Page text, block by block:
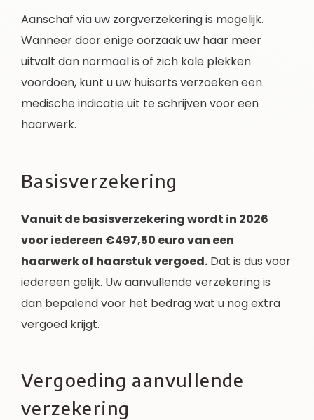
Aanschaf via uw zorgverzekering is mogelijk.
Wanneer door enige oorzaak uw haar meer
uitvalt dan normaal is of zich kale plekken
voordoen, kunt u uw huisarts verzoeken een
medische indicatie uit te schrijven voor een
haarwerk.
Basisverzekering
Vanuit de basisverzekering wordt in 2026
voor iedereen €497,50 euro van een
haarwerk of haarstuk vergoed. Dat is dus voor
iedereen gelijk. Uw aanvullende verzekering is
dan bepalend voor het bedrag wat u nog extra
vergoed krijgt.
Vergoeding aanvullende
verzekering